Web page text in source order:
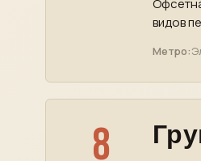
видов
Метро:
8